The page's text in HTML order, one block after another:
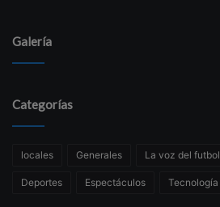
Galería
Categorías
locales Generales La voz del futbol
Deportes Espectáculos Tecnología